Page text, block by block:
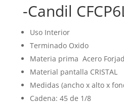
-Candil
Uso Interior
Terminado Oxido
Materia prima Acero
Material pantalla CRISTAL
Medidas (ancho x alto x
Cadena: 45 de 1/8